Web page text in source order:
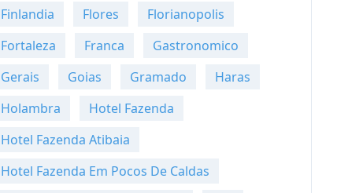
Finlandia
Flores
Florianopolis
Fortaleza
Franca
Gastronomico
Gerais
Goias Gramado
Haras
Holambra
Hotel Fazenda
Hotel Fazenda Atibaia
Hotel Fazenda Em Pocos De Caldas